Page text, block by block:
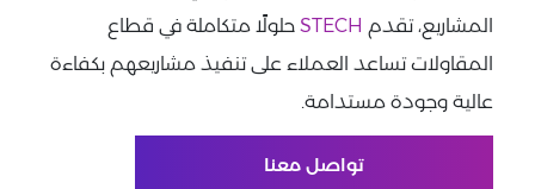
المشاريع، تقدم STECH حلولًا متكاملة في قطاع
المقاولات تساعد العملاء على تنفيذ مشاريعهم بكفاءة
عالية وجودة مستدامة.
تواصل معنا